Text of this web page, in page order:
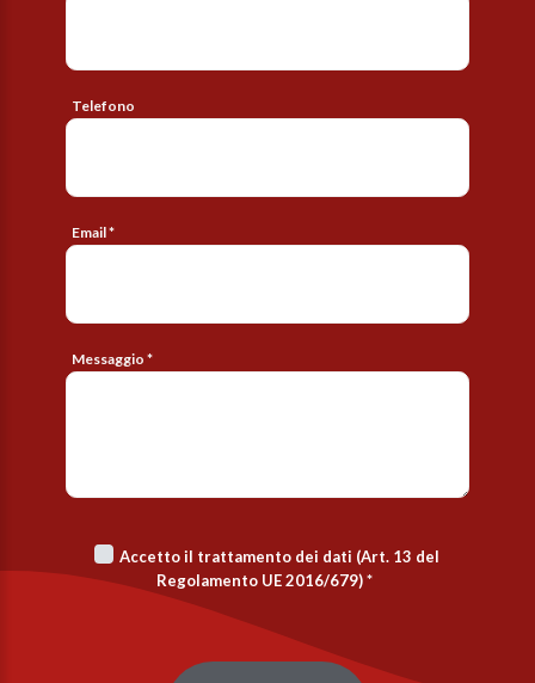
Telefono
Email *
Messaggio *
Accetto il trattamento dei dati (Art. 13 del
Regolamento UE 2016/679)*